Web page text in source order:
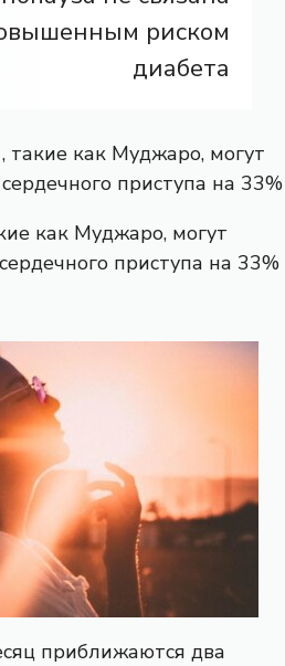
риском
диабета
как Муджаро, могут
приступа на 33%
приближаются два